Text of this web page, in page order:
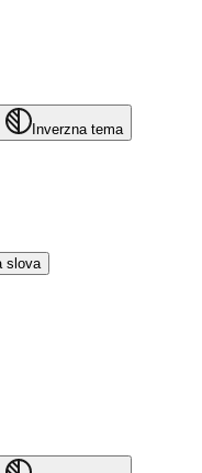
Inverzna tema
slova